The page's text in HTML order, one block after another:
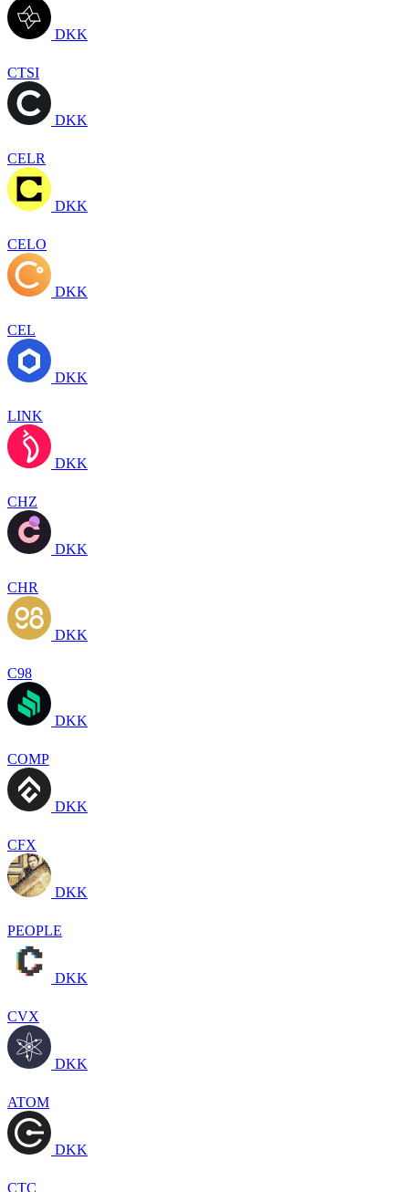
DKK
CTSI
DKK
CELR
DKK
CELO
DKK
CEL
DKK
LINK
DKK
CHZ
DKK
CHR
DKK
C98
DKK
COMP
DKK
CFX
DKK
PEOPLE
DKK
CVX
DKK
ATOM
DKK
CTC